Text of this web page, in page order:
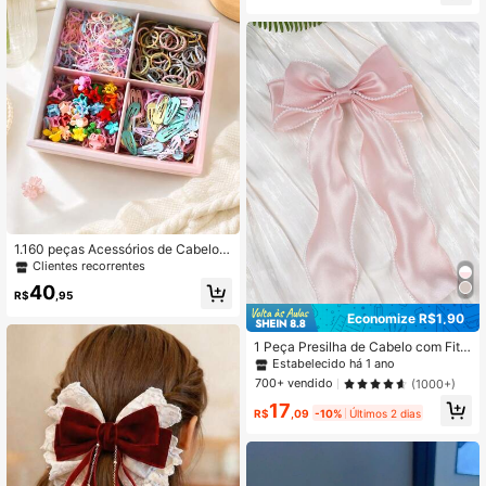
1.160 peças Acessórios de Cabelo F
lorais Práticos e Fofos para o Dia a
Clientes recorrentes
R$40 ,95
Economize R$1,90
1 Peça Presilha de Cabelo com Fita
Perolada Rosa, Presilha de Cabelo
com Laço Elegante Decorado com
Pérolas, Adequado para Meninas, F
esta de Casamento de Feriado, Pre
silha de Jacaré, Tiara de Princesa F
Estabelecido há 1 ano
700+ vendido
(1000+)
R$17 ,09 -10% Últimos 2 dias